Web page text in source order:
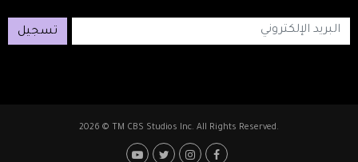
تسجيل
2026 © TM CBS Studios Inc. All Rights Reserved.
Footer: Social Media